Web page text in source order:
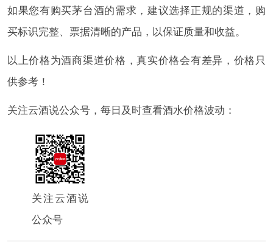
如果您有购买茅台酒的需求，建议选择正规的渠道，购
买标识完整、票据清晰的产品，以保证质量和收益。
以上价格为酒商渠道价格，真实价格会有差异，价格只
供参考！
关注云酒说公众号，每日及时查看酒水价格波动：
关注云酒说
公众号